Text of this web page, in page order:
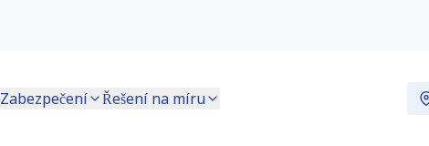
Zabezpečení Řešení na míru